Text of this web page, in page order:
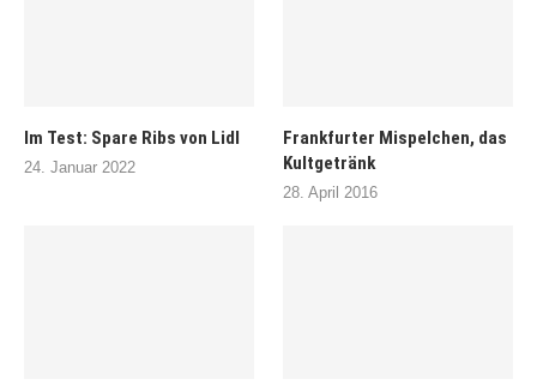
Im Test: Spare Ribs von Lidl
24. Januar 2022
Frankfurter Mispelchen, das
Kultgetränk
28. April 2016